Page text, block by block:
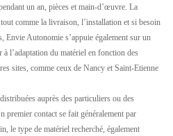
un an, pièces et main-d’œuvre. La
comme la livraison, l’installation et si besoin
Envie Autonomie s’appuie également sur un
à l’adaptation du matériel en fonction des
sites, comme ceux de Nancy et Saint-Etienne
auprès des particuliers ou des
premier contact se fait généralement par
le type de matériel recherché, également